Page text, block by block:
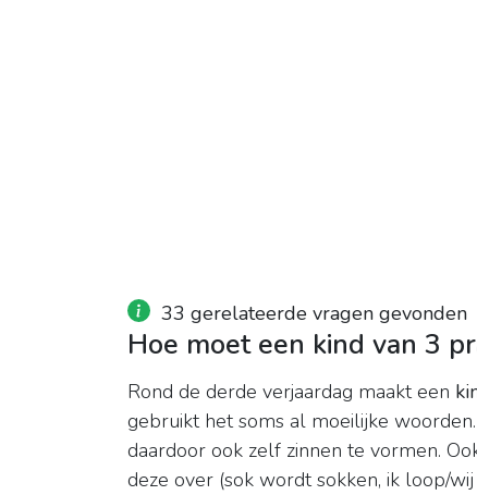
33 gerelateerde vragen gevonden
Hoe moet een kind van 3
Rond de derde verjaardag maakt een
gebruikt het soms al moeilijke
daardoor ook zelf zinnen te vormen.
deze over (sok wordt sokken, ik loop/